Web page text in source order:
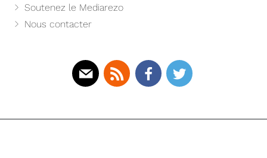
Soutenez le Mediarezo
Nous contacter